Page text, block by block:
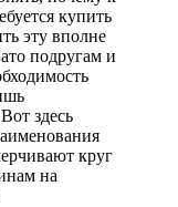
купить
эту вполне
подругам и
здесь
круг
на